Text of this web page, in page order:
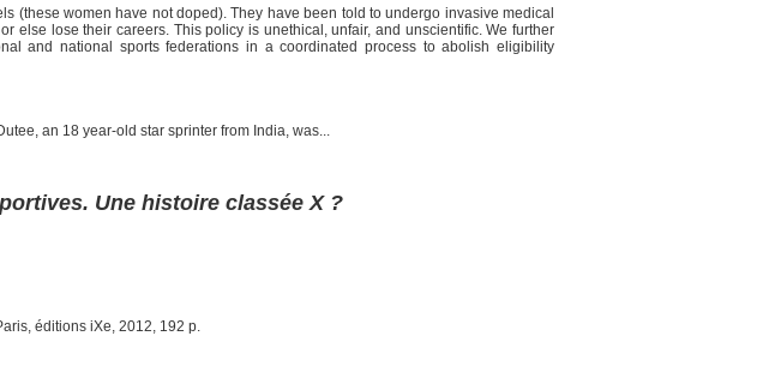
(these women have not doped). They have been told to undergo invasive medical
else lose their careers. This policy is unethical, unfair, and unscientific. We further
and national sports federations in a coordinated process to abolish eligibility
an 18 year-old star sprinter from India, was...
Une histoire classée X ?
éditions iXe, 2012, 192 p.